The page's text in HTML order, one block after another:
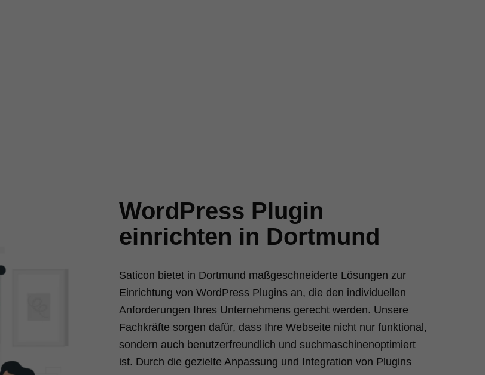
WordPress Plugin
einrichten in Dortmund
Saticon bietet in Dortmund maßgeschneiderte Lösungen zur
Einrichtung von WordPress Plugins an, die den individuellen
Anforderungen Ihres Unternehmens gerecht werden. Unsere
Fachkräfte sorgen dafür, dass Ihre Webseite nicht nur funktional,
sondern auch benutzerfreundlich und suchmaschinenoptimiert
ist. Durch die gezielte Anpassung und Integration von Plugins